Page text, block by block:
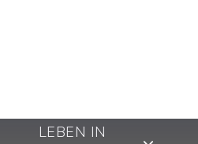
LEBEN IN